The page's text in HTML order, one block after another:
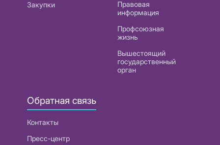
Закупки
Правовая
информация
Профсоюзная
жизнь
Вышестоящий
государственный
орган
Обратная связь
Контакты
Пресс-центр